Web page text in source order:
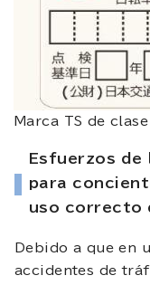
Marca TS de
Esfuerzos de
para
uso correcto
Debido a que en
accidentes de